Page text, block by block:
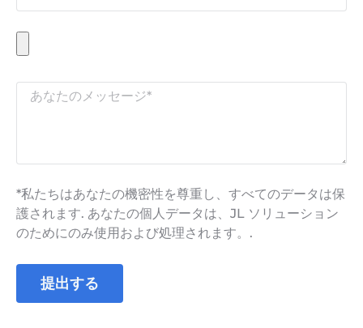
*私たちはあなたの機密性を尊重し、すべてのデータは保
護されます. あなたの個人データは、JL ソリューション
のためにのみ使用および処理されます。.
提出する